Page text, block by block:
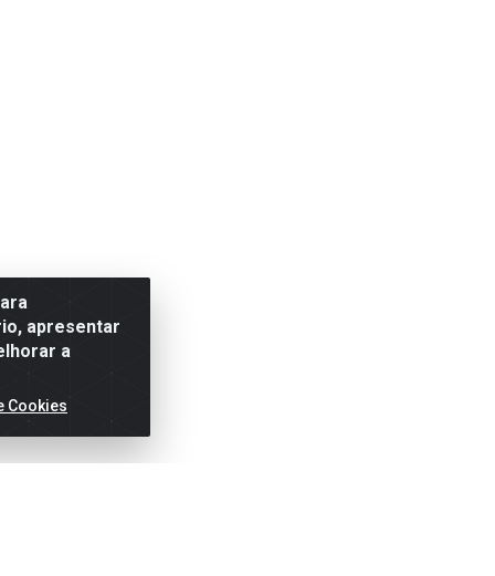
apresentar
a
Cookies